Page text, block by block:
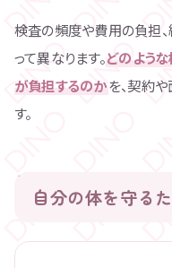
検査の頻度や費用の負担
って異なります。どのよう
が負担するのかを、契約
す。
自分の体を守る